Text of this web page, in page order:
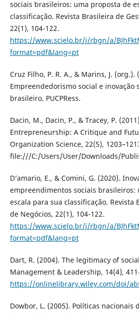
sociais brasileiros: uma proposta de
classificação. Revista Brasileira de
22(1), 104-122.
https://www.scielo.br/j/rbgn/a/
format=pdf&lang=pt
Cruz Filho, P. R. A., & Marins, J. (org.).
Empreendedorismo social e inovação
brasileiro. PUCPRess.
Dacin, M., Dacin, P., & Tracey, P.
Entrepreneurship: A Critique and
Organization Science, 22(5),
file:///C:/Users/User/Downloads/
D’amario, E., & Comini, G. (2020).
empreendimentos sociais brasileiros:
escala para sua classificação. Revista
de Negócios, 22(1), 104-122.
https://www.scielo.br/j/rbgn/a/
format=pdf&lang=pt
Dart, R. (2004). The legitimacy of
Management & Leadership, 14(4),
https://onlinelibrary.wiley.com/doi/
Dowbor, L. (2005). Políticas nacionais